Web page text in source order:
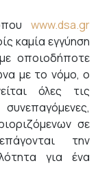
www.dsa.gr
καμία εγγύηση
οποιοδήποτε
με το νόμο, ο
όλες τις
σε
την
για ένα